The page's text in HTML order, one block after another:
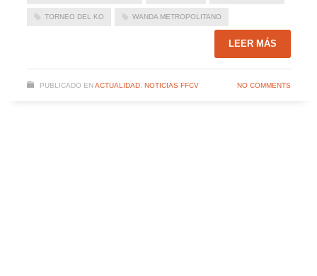
TORNEO DEL KO WANDA METROPOLITANO
LEER MÁS
PUBLICADO EN ACTUALIDAD, NOTICIAS FFCV NO COMMENTS